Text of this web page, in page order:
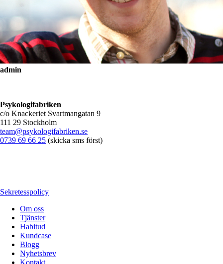
admin
Psykologifabriken
c/o Knackeriet Svartmangatan 9
111 29 Stockholm
team@psykologifabriken.se
0739 69 66 25 (skicka sms först)
Sekretesspolicy
Om oss
Tjänster
Habitud
Kundcase
Blogg
Nyhetsbrev
Kontakt